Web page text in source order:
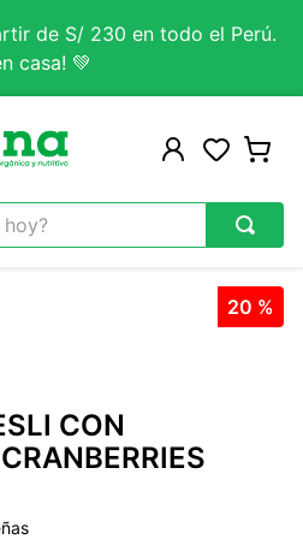
de S/ 230 en todo el Perú.
casa! 💚
20 %
CON